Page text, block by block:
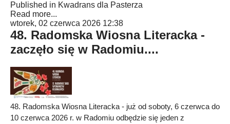
Published in Kwadrans dla Pasterza
Read more...
wtorek, 02 czerwca 2026 12:38
48. Radomska Wiosna Literacka -
zaczęło się w Radomiu....
48. Radomska Wiosna Literacka - już od soboty, 6 czerwca do
10 czerwca 2026 r. w Radomiu odbędzie się jeden z